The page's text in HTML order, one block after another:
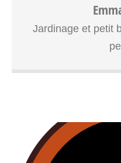
avec une réduction
Jardinage et petit